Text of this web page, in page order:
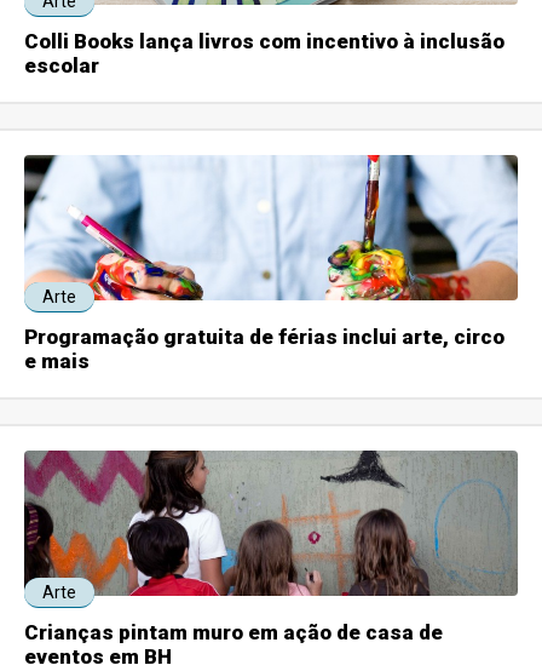
Colli Books lança livros com incentivo à inclusão
escolar
Arte
Programação gratuita de férias inclui arte, circo
e mais
Arte
Crianças pintam muro em ação de casa de
eventos em BH